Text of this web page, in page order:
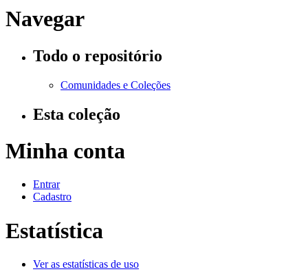
Navegar
Todo o repositório
Comunidades e Coleções
Esta coleção
Minha conta
Entrar
Cadastro
Estatística
Ver as estatísticas de uso